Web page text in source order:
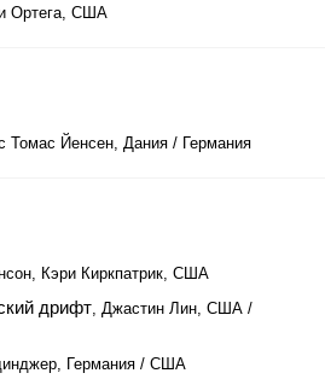
Ортега, США
Томас Йенсен, Дания / Германия
Кэри Киркпатрик, США
дрифт, Джастин Лин, США /
Германия / США